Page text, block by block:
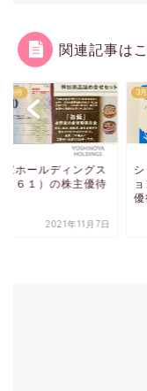
関連記事は
主優待
家ホールディングス
８６１）の株主優待
2021年11月7日
3
優